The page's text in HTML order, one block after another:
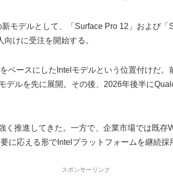
モデルとして、「Surface Pro 12」および
けに受注を開始する。
ベースにしたIntelモデルという位置付けだ
デルを先に展開。その後、2026年後半に
推進してきた。一方で、企業市場では既
応える形でIntelプラットフォームを継続採
スポンサーリンク